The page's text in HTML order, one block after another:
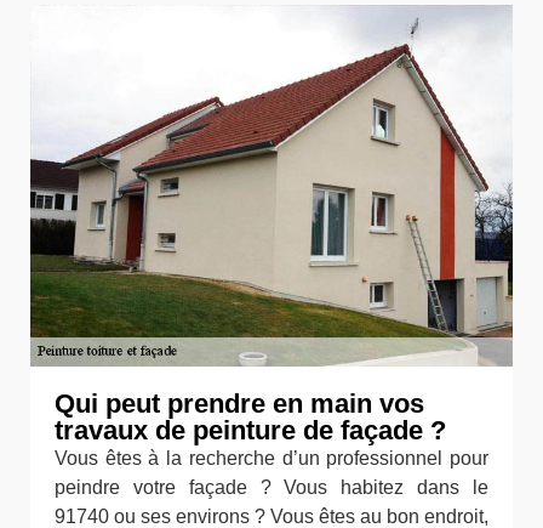
Qui peut prendre en main vos
travaux de peinture de façade ?
Vous êtes à la recherche d’un professionnel pour
peindre votre façade ? Vous habitez dans le
91740 ou ses environs ? Vous êtes au bon endroit,